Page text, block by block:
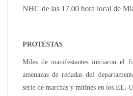
NHC de las 17.00 hora local de
PROTESTAS
Miles de manifestantes iniciaron el
amenazas de redadas del
serie de marchas y mítines en los EE.